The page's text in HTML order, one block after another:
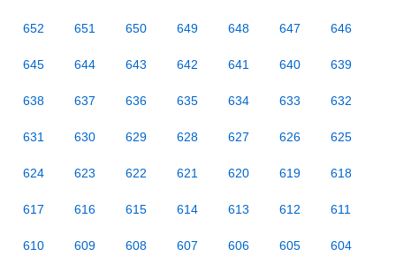
652 651 650 649 648 647 646
645 644 643 642 641 640 639
638 637 636 635 634 633 632
631 630 629 628 627 626 625
624 623 622 621 620 619 618
617 616 615 614 613 612 611
610 609 608 607 606 605 604